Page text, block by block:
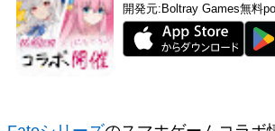
開発元:Boltray Games無料